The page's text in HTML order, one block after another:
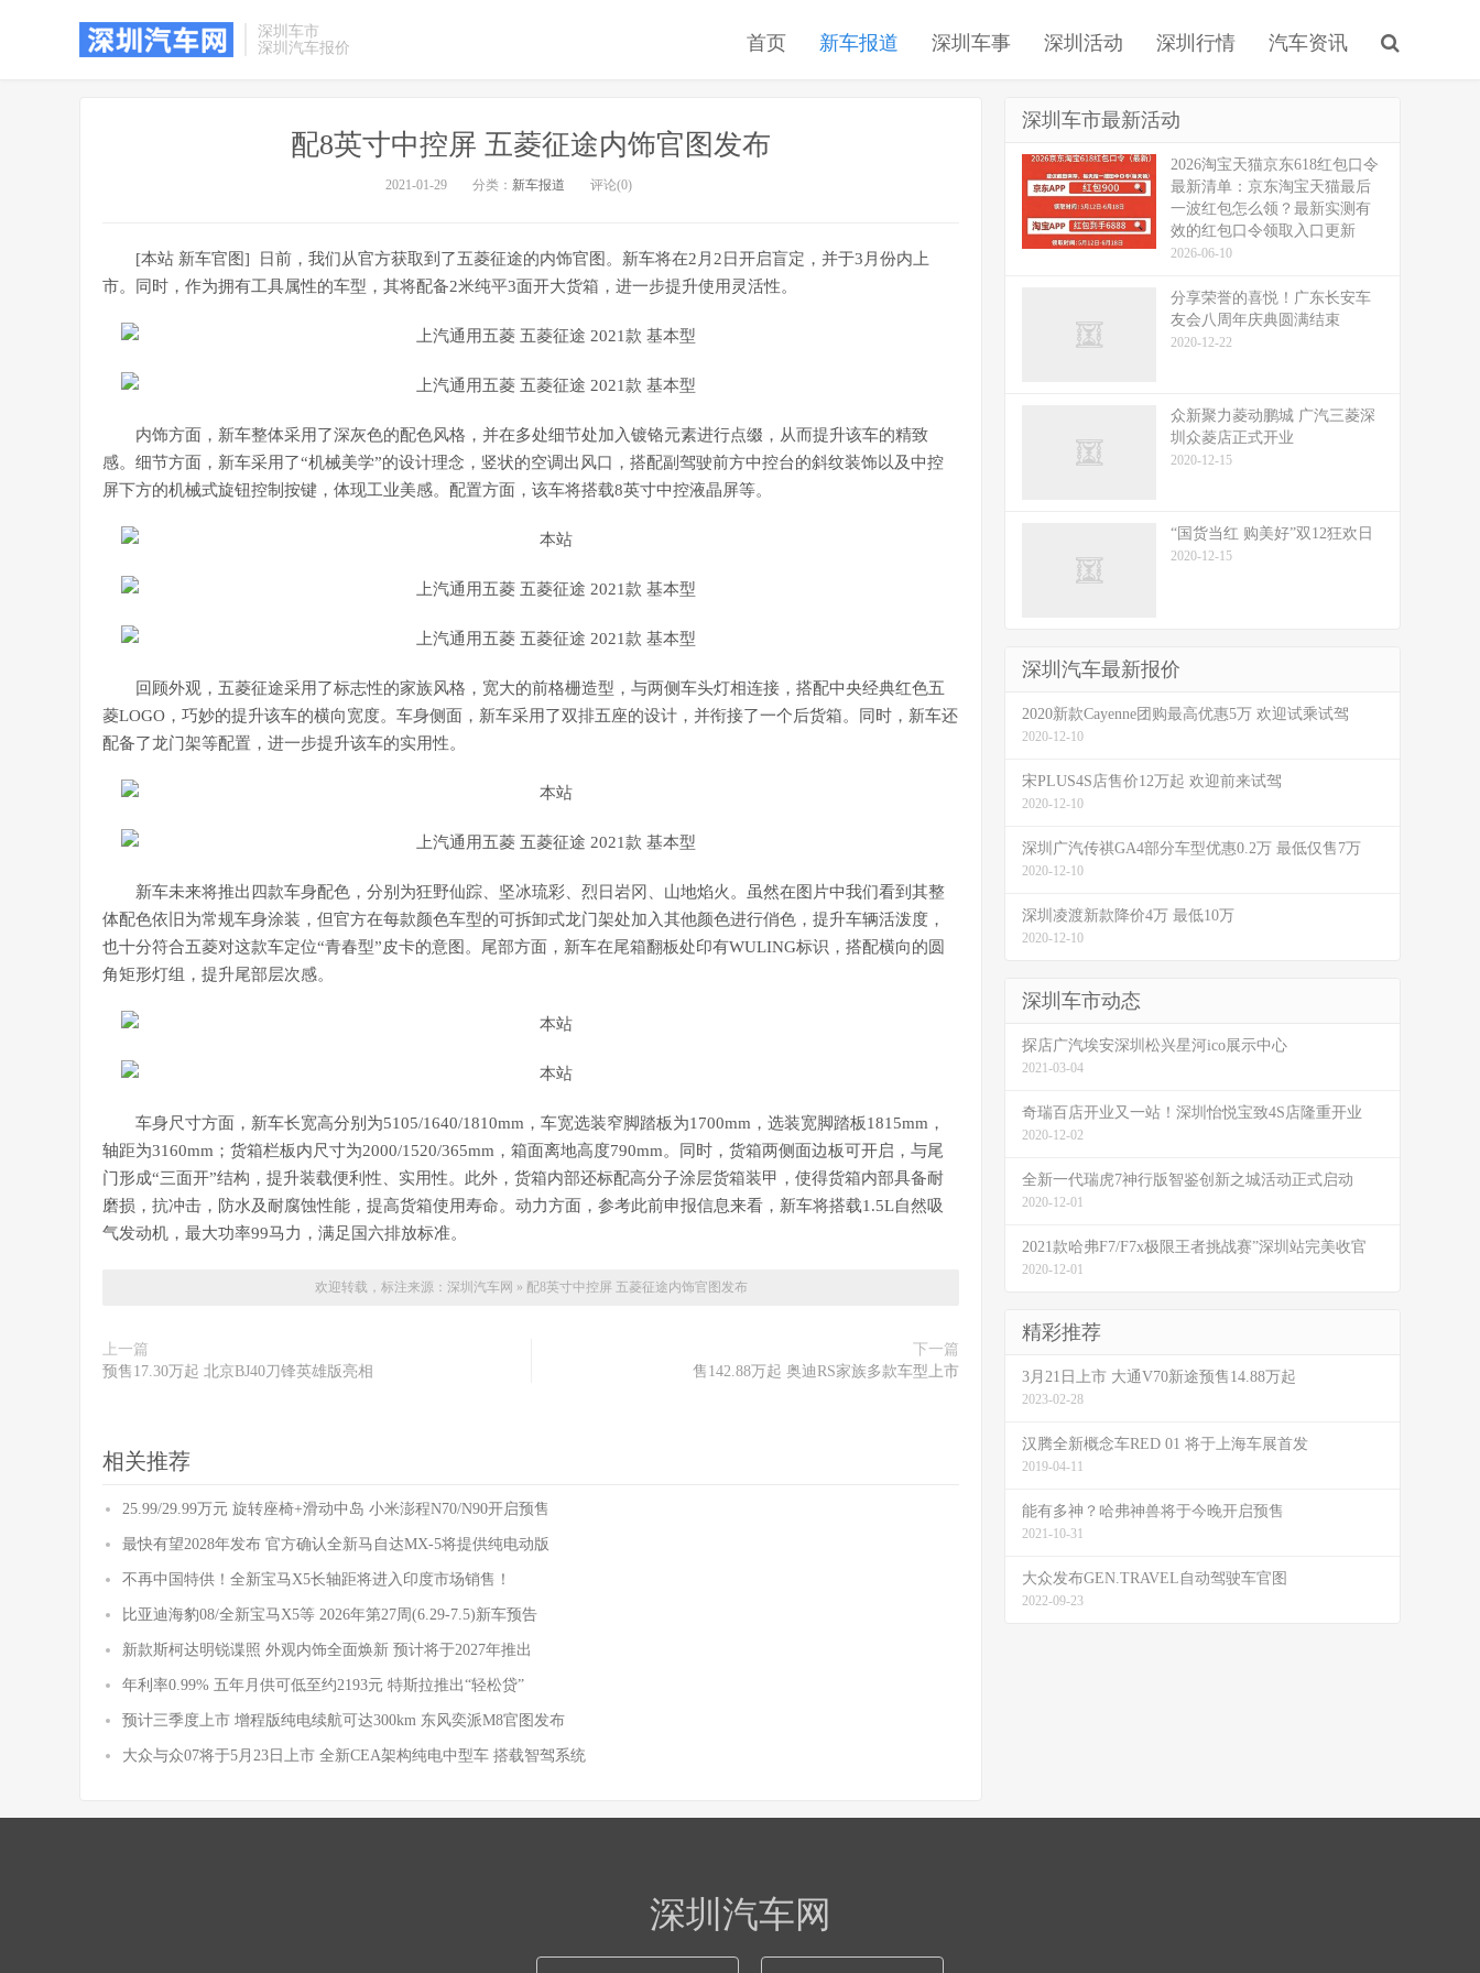
深圳车市
深圳汽车报价
首页 新车报道 深圳车事 深圳活动 深圳行情 汽车资讯
配8英寸中控屏 五菱征途内饰官图发布
2021-01-29 分类： 新车报道 评论(0)
[本站 新车官图] 日前，我们从官方获取到了五菱征途的内饰官图。新车将在2月2日开启盲定，并于3月份内上
市。同时，作为拥有工具属性的车型，其将配备2米纯平3面开大货箱，进一步提升使用灵活性。
内饰方面，新车整体采用了深灰色的配色风格，并在多处细节处加入镀铬元素进行点缀，从而提升该车的精致
感。细节方面，新车采用了“机械美学”的设计理念，竖状的空调出风口，搭配副驾驶前方中控台的斜纹装饰以及中控
屏下方的机械式旋钮控制按键，体现工业美感。配置方面，该车将搭载8英寸中控液晶屏等。
回顾外观，五菱征途采用了标志性的家族风格，宽大的前格栅造型，与两侧车头灯相连接，搭配中央经典红色五
菱LOGO，巧妙的提升该车的横向宽度。车身侧面，新车采用了双排五座的设计，并衔接了一个后货箱。同时，新车还
配备了龙门架等配置，进一步提升该车的实用性。
新车未来将推出四款车身配色，分别为狂野仙踪、坚冰琉彩、烈日岩冈、山地焰火。虽然在图片中我们看到其整
体配色依旧为常规车身涂装，但官方在每款颜色车型的可拆卸式龙门架处加入其他颜色进行俏色，提升车辆活泼度，
也十分符合五菱对这款车定位“青春型”皮卡的意图。尾部方面，新车在尾箱翻板处印有WULING标识，搭配横向的圆
角矩形灯组，提升尾部层次感。
车身尺寸方面，新车长宽高分别为5105/1640/1810mm，车宽选装窄脚踏板为1700mm，选装宽脚踏板1815mm，
轴距为3160mm；货箱栏板内尺寸为2000/1520/365mm，箱面离地高度790mm。同时，货箱两侧面边板可开启，与尾
门形成“三面开”结构，提升装载便利性、实用性。此外，货箱内部还标配高分子涂层货箱装甲，使得货箱内部具备耐
磨损，抗冲击，防水及耐腐蚀性能，提高货箱使用寿命。动力方面，参考此前申报信息来看，新车将搭载1.5L自然吸
气发动机，最大功率99马力，满足国六排放标准。
欢迎转载，标注来源： 深圳汽车网 » 配8英寸中控屏 五菱征途内饰官图发布
上一篇
预售17.30万起 北京BJ40刀锋英雄版亮相
下一篇
售142.88万起 奥迪RS家族多款车型上市
相关推荐
25.99/29.99万元 旋转座椅+滑动中岛 小米澎程N70/N90开启预售
最快有望2028年发布 官方确认全新马自达MX-5将提供纯电动版
不再中国特供！全新宝马X5长轴距将进入印度市场销售！
比亚迪海豹08/全新宝马X5等 2026年第27周(6.29-7.5)新车预告
新款斯柯达明锐谍照 外观内饰全面焕新 预计将于2027年推出
年利率0.99% 五年月供可低至约2193元 特斯拉推出“轻松贷”
预计三季度上市 增程版纯电续航可达300km 东风奕派M8官图发布
大众与众07将于5月23日上市 全新CEA架构纯电中型车 搭载智驾系统
深圳车市最新活动
2026淘宝天猫京东618红包口令
最新清单：京东淘宝天猫最后
一波红包怎么领？最新实测有
效的红包口令领取入口更新
2026-06-10
分享荣誉的喜悦！广东长安车
友会八周年庆典圆满结束
2020-12-22
众新聚力菱动鹏城 广汽三菱深
圳众菱店正式开业
2020-12-15
“国货当红 购美好”双12狂欢日
2020-12-15
深圳汽车最新报价
2020新款Cayenne团购最高优惠5万 欢迎试乘试驾
2020-12-10
宋PLUS4S店售价12万起 欢迎前来试驾
2020-12-10
深圳广汽传祺GA4部分车型优惠0.2万 最低仅售7万
2020-12-10
深圳凌渡新款降价4万 最低10万
2020-12-10
深圳车市动态
探店广汽埃安深圳松兴星河ico展示中心
2021-03-04
奇瑞百店开业又一站！深圳怡悦宝致4S店隆重开业
2020-12-02
全新一代瑞虎7神行版智鉴创新之城活动正式启动
2020-12-01
2021款哈弗F7/F7x极限王者挑战赛”深圳站完美收官
2020-12-01
精彩推荐
3月21日上市 大通V70新途预售14.88万起
2023-02-28
汉腾全新概念车RED 01 将于上海车展首发
2019-04-11
能有多神？哈弗神兽将于今晚开启预售
2021-10-31
大众发布GEN.TRAVEL自动驾驶车官图
2022-09-23
深圳汽车网